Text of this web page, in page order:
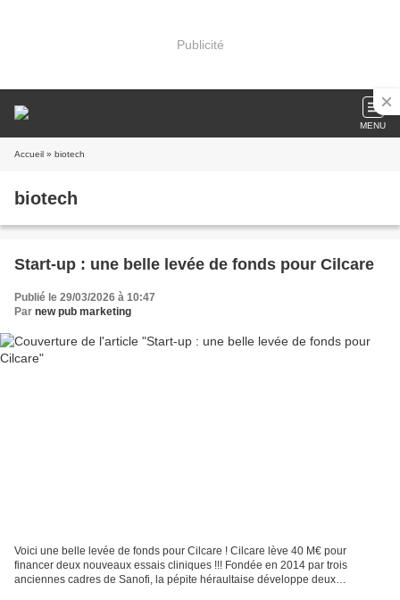
Publicité
MENU
Accueil » biotech
biotech
Start-up : une belle levée de fonds pour Cilcare
Publié le 29/03/2026 à 10:47
Par new pub marketing
Voici une belle levée de fonds pour Cilcare ! Cilcare lève 40 M€ pour
financer deux nouveaux essais cliniques !!! Fondée en 2014 par trois
anciennes cadres de Sanofi, la pépite héraultaise développe deux